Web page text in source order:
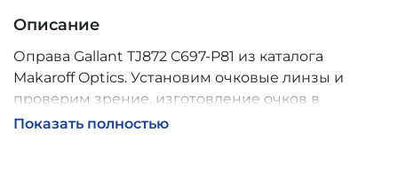
Описание
Оправа Gallant TJ872 C697-P81 из каталога
Makaroff Optics. Установим очковые линзы и
проверим зрение, изготовление очков в
собственной мастерской, обычно 2–5 дней,
Показать полностью